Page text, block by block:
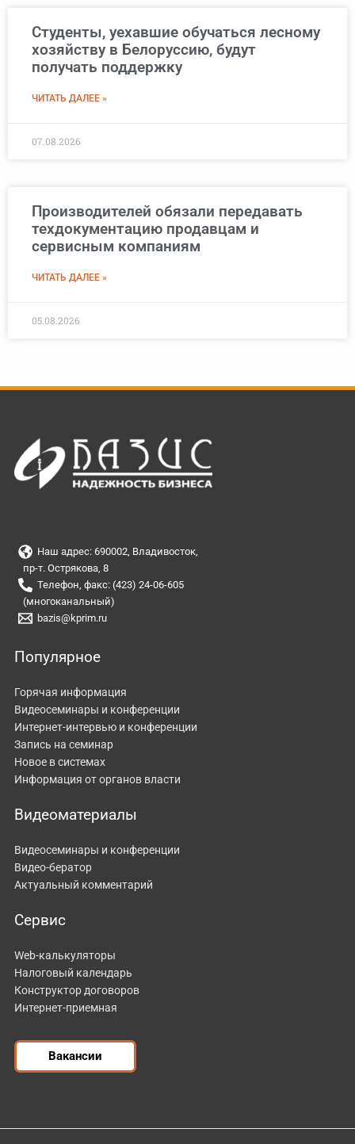
Студенты, уехавшие обучаться лесному
хозяйству в Белоруссию, будут
получать поддержку
ЧИТАТЬ ДАЛЕЕ »
07.08.2026
Производителей обязали передавать
техдокументацию продавцам и
сервисным компаниям
ЧИТАТЬ ДАЛЕЕ »
05.08.2026
Наш адрес: 690002, Владивосток,
пр-т. Острякова, 8
Телефон, факс: (423) 24-06-605
(многоканальный)
bazis@kprim.ru
Популярное
Горячая информация
Видеосеминары и конференции
Интернет-интервью и конференции
Запись на семинар
Новое в системах
Информация от органов власти
Видеоматериалы
Видеосеминары и конференции
Видео-бератор
Актуальный комментарий
Сервис
Web-калькуляторы
Налоговый календарь
Конструктор договоров
Интернет-приемная
Вакансии